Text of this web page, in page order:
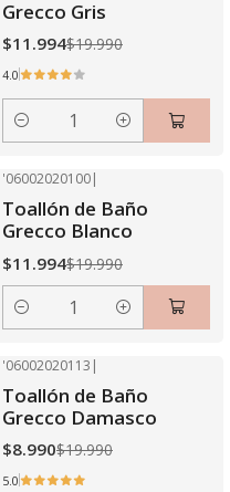
Grecco Gris
$11.994$19.990
4.0
Cantidad
'06002020100|
Toallón de Baño
Grecco Blanco
$11.994$19.990
Cantidad
'06002020113 |
Toallón de Baño
Grecco Damasco
$8.990$19.990
5.0